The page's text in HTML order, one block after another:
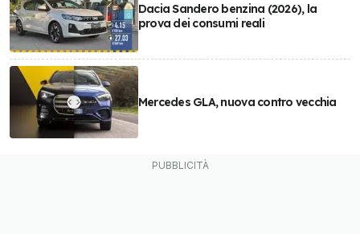
Dacia Sandero benzina (2026), la
prova dei consumi reali
Mercedes GLA, nuova contro vecchia